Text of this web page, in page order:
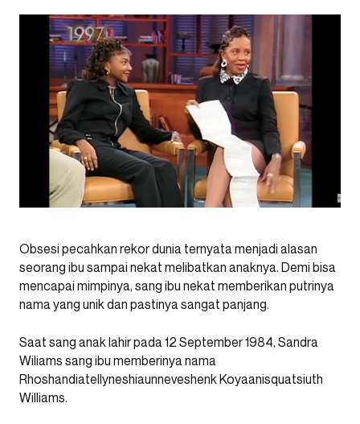
Obsesi pecahkan rekor dunia ternyata menjadi alasan
seorang ibu sampai nekat melibatkan anaknya. Demi bisa
mencapai mimpinya, sang ibu nekat memberikan putrinya
nama yang unik dan pastinya sangat panjang.
Saat sang anak lahir pada 12 September 1984, Sandra
Wiliams sang ibu memberinya nama
Rhoshandiatellyneshiaunneveshenk Koyaanisquatsiuth
Williams.